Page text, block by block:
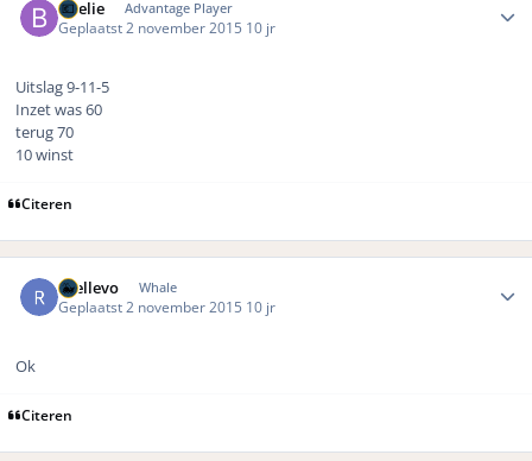
Boelie Advantage Player
Geplaatst 2 november 2015 10 jr
Uitslag 9-11-5
Inzet was 60
terug 70
10 winst
Citeren
rhellevo Whale
Geplaatst 2 november 2015 10 jr
Ok
Citeren